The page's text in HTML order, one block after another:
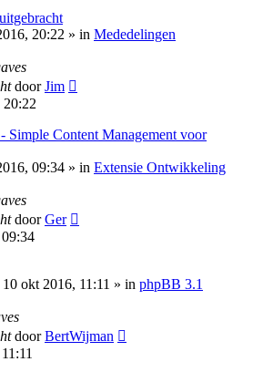
20:22 » in Mededelingen
doorJim
20:22
Content Management voor
09:34 » in Extensie Ontwikkeling
doorGer
10 okt 2016, 11:11 » in phpBB 3.1
doorBertWijman